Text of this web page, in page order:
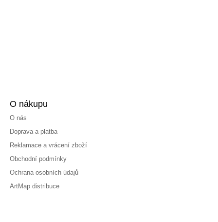
O nákupu
O nás
Doprava a platba
Reklamace a vrácení zboží
Obchodní podmínky
Ochrana osobních údajů
ArtMap distribuce